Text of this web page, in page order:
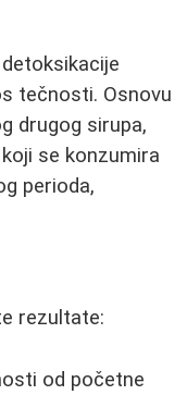
tečnosti. Osnovu
drugog sirupa,
se konzumira
perioda,
rezultate:
od početne